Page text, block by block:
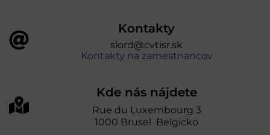
Kontakty
slord@cvtisr.sk
Kontakty na zamestnancov
Kde nás nájdete
Rue du Luxembourg 3
1000 Brusel Belgicko